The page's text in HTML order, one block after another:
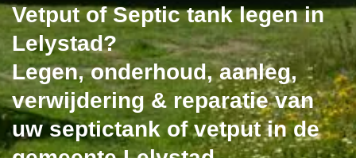
Vetput of Septic tank legen in
Lelystad?
Legen, onderhoud, aanleg,
verwijdering & reparatie van
uw septictank of vetput in de